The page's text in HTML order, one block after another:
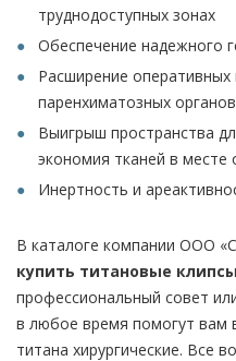
труднодоступных зонах
Обеспечение надежного
Расширение
паренхиматозных органов
Выигрыш пространства
экономия тканей в месте
Инертность и
В каталоге компании ООО
купить титановые клипсы
профессиональный совет
в любое время помогут вам
титана хирургические. Все